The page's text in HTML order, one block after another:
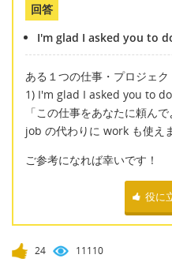
回答
I'm glad I asked you to
ある１つの仕事・プロジェ
1) I'm glad I asked you to
「この仕事をあなたに頼ん
job の代わりに work も使え
ご参考になれば幸いです！
役に
24 11110